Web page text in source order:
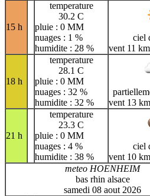
15 h
temperature
30.2 C
pluie : 0 MM
nuages : 1 %
humidite : 28 %
ciel
vent 11
18 h
temperature
28.1 C
pluie : 0 MM
nuages : 32 %
humidite : 32 %
vent 13
21 h
temperature
23.3 C
pluie : 0 MM
nuages : 4 %
humidite : 38 %
ciel
vent 10
meteo HOENHEIM
bas rhin alsace
samedi 08 aout 2026